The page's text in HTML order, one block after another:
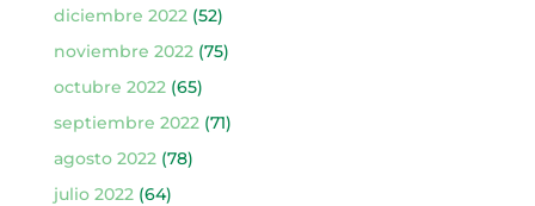
diciembre 2022 (52)
noviembre 2022 (75)
octubre 2022 (65)
septiembre 2022 (71)
agosto 2022 (78)
julio 2022 (64)